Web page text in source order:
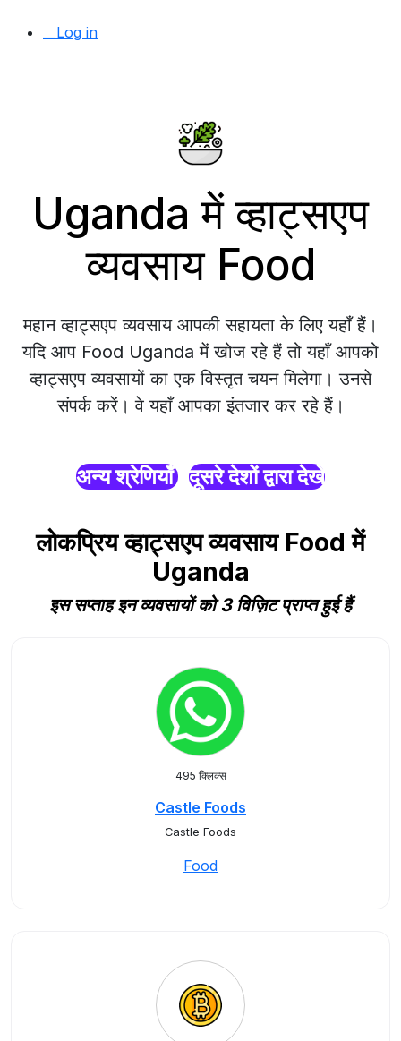
__Log in
Uganda में व्हाट्सएप
व्यवसाय Food
महान व्हाट्सएप व्यवसाय आपकी सहायता के लिए यहाँ हैं।
यदि आप Food Uganda में खोज रहे हैं तो यहाँ आपको
व्हाट्सएप व्यवसायों का एक विस्तृत चयन मिलेगा। उनसे
संपर्क करें। वे यहाँ आपका इंतजार कर रहे हैं।
अन्य श्रेणियाँ दूसरे देशों द्वारा देखें
लोकप्रिय व्हाट्सएप व्यवसाय Food में
Uganda
इस सप्ताह इन व्यवसायों को 3 विज़िट प्राप्त हुई हैं
495 क्लिक्स
Castle Foods
Castle Foods
Food